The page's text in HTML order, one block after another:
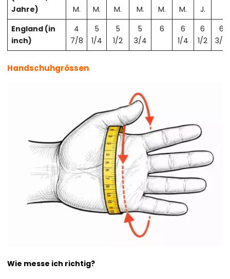
Jahre)
M.
M.
M.
M.
M.
M.
J.
England (in
inch)
4
7/8
5
1/4
5
1/2
5
3/4
6
6
1/4
6
1/2
6
3/4
Handschuhgrössen
Wie messe ich richtig?